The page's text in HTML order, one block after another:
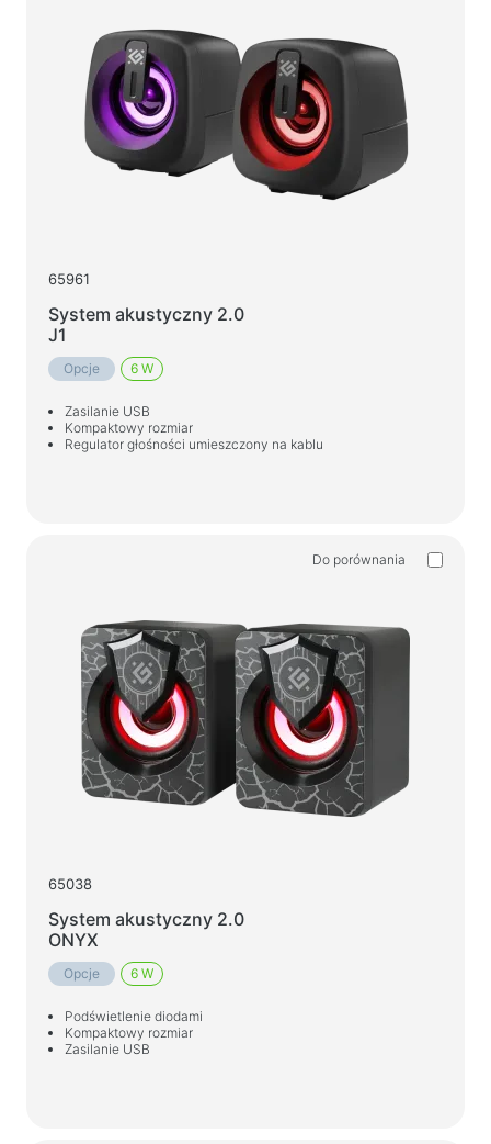
65961
System akustyczny 2.0
J1
Opcje 6 W
Zasilanie USB
Kompaktowy rozmiar
Regulator głośności umieszczony na kablu
Do porównania
65038
System akustyczny 2.0
ONYX
Opcje 6 W
Podświetlenie diodami
Kompaktowy rozmiar
Zasilanie USB